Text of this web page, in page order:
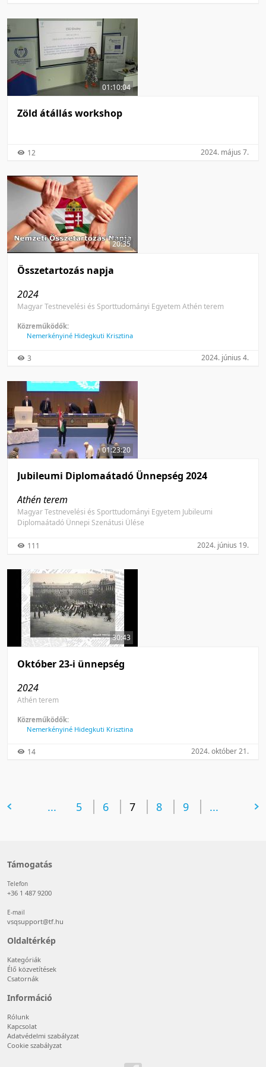
01:10:04
Zöld átállás workshop
12 2024. május 7.
20:35
Összetartozás napja
2024
Magyar Testnevelési és Sporttudományi Egyetem Athén terem
Közreműködők:
Nemerkényiné Hidegkuti Krisztina
3 2024. június 4.
01:23:20
Jubileumi Diplomaátadó Ünnepség 2024
Athén terem
Magyar Testnevelési és Sporttudományi Egyetem Jubileumi
Diplomaátadó Ünnepi Szenátusi Ülése
111 2024. június 19.
30:43
Október 23-i ünnepség
2024
Athén terem
Közreműködők:
Nemerkényiné Hidegkuti Krisztina
14 2024. október 21.
... 5 6 7 8 9 ...
következő oldal
Támogatás
Telefon
+36 1 487 9200
E-mail
vsqsupport@tf.hu
Oldaltérkép
Kategóriák
Élő közvetítések
Csatornák
Információ
Rólunk
Kapcsolat
Adatvédelmi szabályzat
Cookie szabályzat